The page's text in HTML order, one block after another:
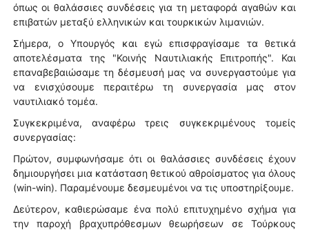
όπως οι θαλάσσιες συνδέσεις για τη μεταφορά αγαθών και
επιβατών μεταξύ ελληνικών και τουρκικών λιμανιών.
Σήμερα, ο Υπουργός και εγώ επισφραγίσαμε τα θετικά
αποτελέσματα της "Κοινής Ναυτιλιακής Επιτροπής". Και
επαναβεβαιώσαμε τη δέσμευσή μας να συνεργαστούμε για
να ενισχύσουμε περαιτέρω τη συνεργασία μας στον
ναυτιλιακό τομέα.
Συγκεκριμένα, αναφέρω τρεις συγκεκριμένους τομείς
συνεργασίας:
Πρώτον, συμφωνήσαμε ότι οι θαλάσσιες συνδέσεις έχουν
δημιουργήσει μια κατάσταση θετικού αθροίσματος για όλους
(win-win). Παραμένουμε δεσμευμένοι να τις υποστηρίξουμε.
Δεύτερον, καθιερώσαμε ένα πολύ επιτυχημένο σχήμα για
την παροχή βραχυπρόθεσμων θεωρήσεων σε Τούρκους